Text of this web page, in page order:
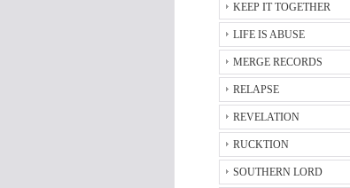
KEEP IT TOGETHER
LIFE IS ABUSE
MERGE RECORDS
RELAPSE
REVELATION
RUCKTION
SOUTHERN LORD